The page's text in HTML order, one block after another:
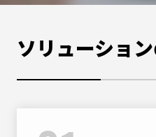
ソリューショ